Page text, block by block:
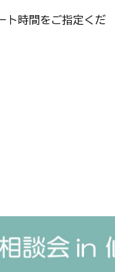
ト時間をご指定くだ